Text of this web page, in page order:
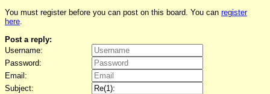
You must register before you can post on this board. You can register
here.
Post a reply:
Username:
Password:
Email:
Subject: